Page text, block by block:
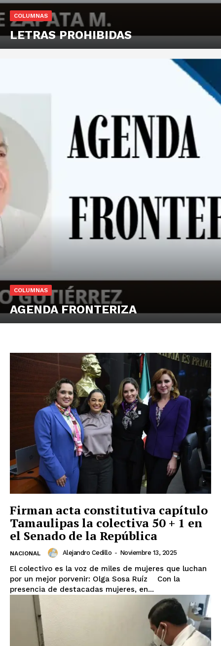
COLUMNAS
LETRAS PROHIBIDAS
COLUMNAS
AGENDA FRONTERIZA
Firman acta constitutiva capítulo
Tamaulipas la colectiva 50 + 1 en
el Senado de la República
NACIONAL Alejandro Cedillo - Noviembre 13, 2025
El colectivo es la voz de miles de mujeres que luchan
por un mejor porvenir: Olga Sosa Ruíz Con la
presencia de destacadas mujeres, en...